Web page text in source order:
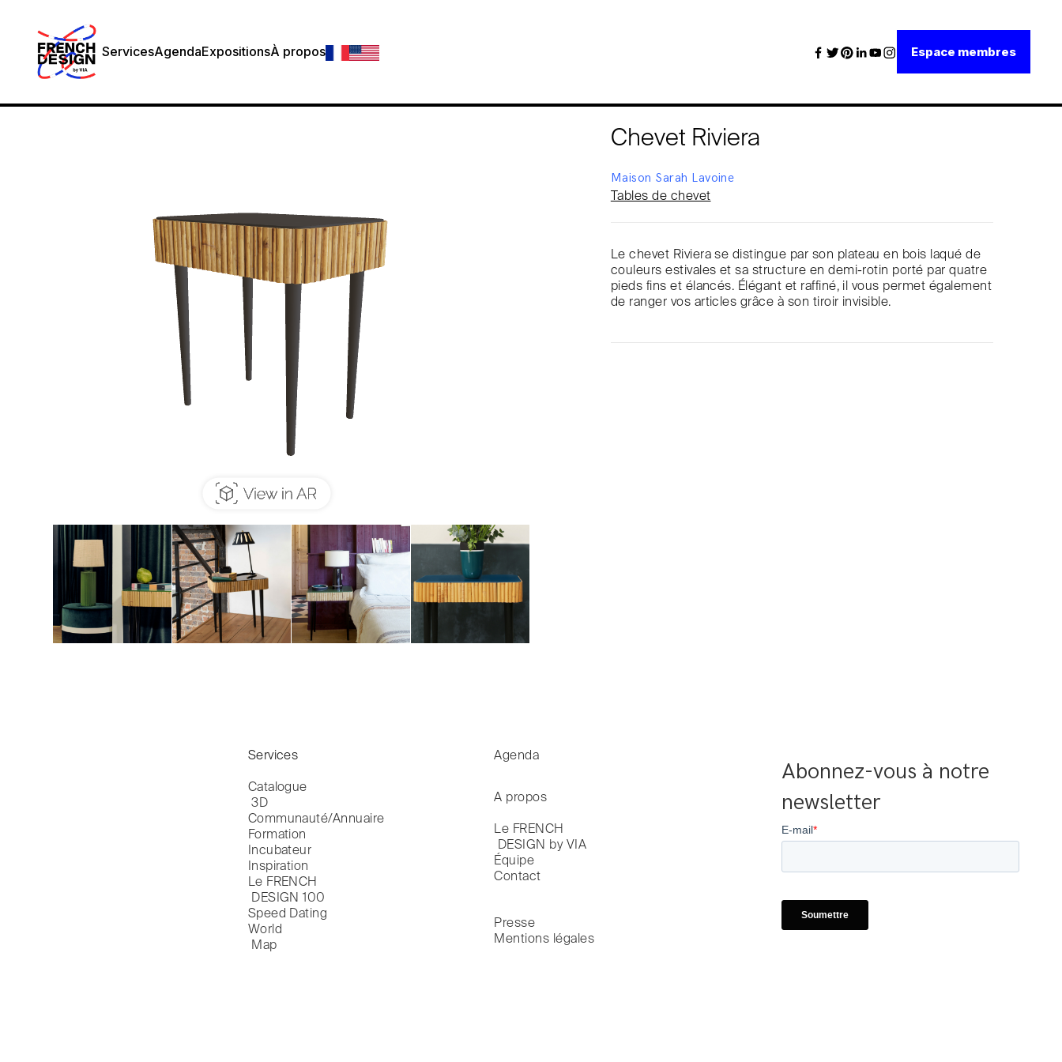
ServicesAgendaExpositionsÀ propos Espace membres
Chevet Riviera
Maison Sarah Lavoine
Tables de chevet
Le chevet Riviera se distingue par son plateau en bois laqué de
couleurs estivales et sa structure en demi-rotin porté par quatre
pieds fins et élancés. Élégant et raffiné, il vous permet également
de ranger vos articles grâce à son tiroir invisible.
Abonnez-vous à notre
newsletter
Services
Catalogue
3D
Communauté/Annuaire
Formation
Incubateur
Inspiration
Le FRENCH
DESIGN 100
Speed Dating
World
Map
Agenda
A propos
Le FRENCH
DESIGN by VIA
Équipe
Contact
Presse
Mentions légales